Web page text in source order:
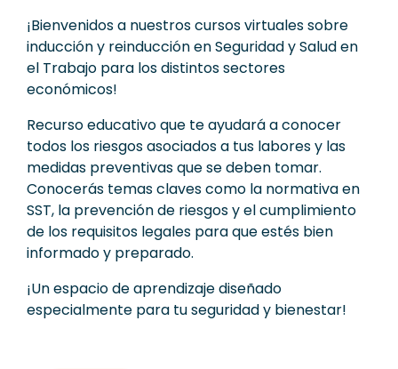
¡Bienvenidos a nuestros cursos virtuales sobre
inducción y reinducción en Seguridad y Salud en
el Trabajo para los distintos sectores
económicos!
Recurso educativo que te ayudará a conocer
todos los riesgos asociados a tus labores y las
medidas preventivas que se deben tomar.
Conocerás temas claves como la normativa en
SST, la prevención de riesgos y el cumplimiento
de los requisitos legales para que estés bien
informado y preparado.
¡Un espacio de aprendizaje diseñado
especialmente para tu seguridad y bienestar!